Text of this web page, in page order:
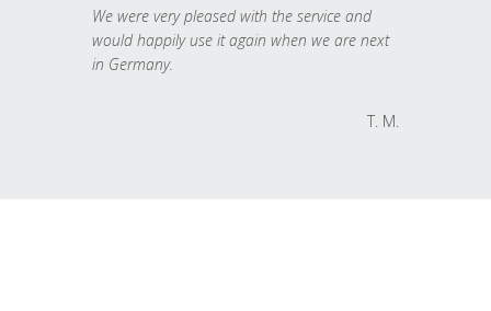
We were very pleased with the service and
would happily use it again when we are next
in Germany.
T. M.